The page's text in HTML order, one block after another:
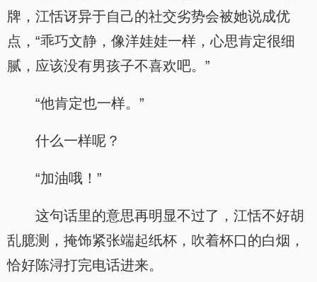
牌，江恬讶异于自己的社交劣势会被她说成优
点，“乖巧文静，像洋娃娃一样，心思肯定很细
腻，应该没有男孩子不喜欢吧。”
“他肯定也一样。”
什么一样呢？
“加油哦！”
这句话里的意思再明显不过了，江恬不好胡
乱臆测，掩饰紧张端起纸杯，吹着杯口的白烟，
恰好陈浔打完电话进来。